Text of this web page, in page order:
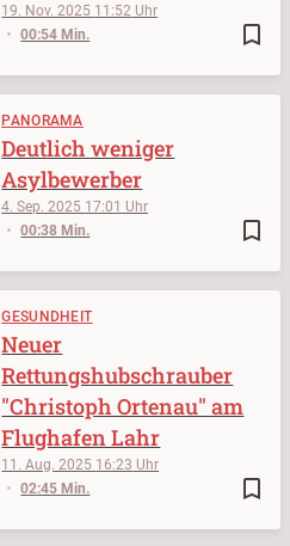
bookmark_border
19. Nov. 2025 11:52
00:54 Min.
PANORAMA
bookmark_border
4. Sep. 2025 17:01
00:38 Min.
Deutlich weniger
Asylbewerber
GESUNDHEIT
bookmark_border
11. Aug. 2025 16:23
02:45 Min.
Neuer
Rettungshubschrauber
"Christoph Ortenau" am
Flughafen Lahr